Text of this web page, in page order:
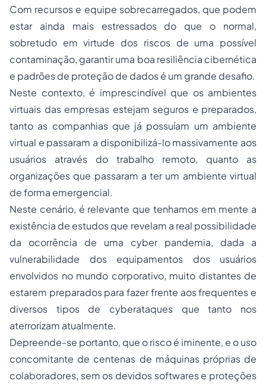
Com recursos e equipe sobrecarregados, que podem
estar ainda mais estressados do que o normal,
sobretudo em virtude dos riscos de uma possível
contaminação, garantir uma boa resiliência cibernética
e padrões de proteção de dados é um grande desafio.
Neste contexto, é imprescindível que os ambientes
virtuais das empresas estejam seguros e preparados,
tanto as companhias que já possuíam um ambiente
virtual e passaram a disponibilizá-lo massivamente aos
usuários através do trabalho remoto, quanto as
organizações que passaram a ter um ambiente virtual
de forma emergencial.
Neste cenário, é relevante que tenhamos em mente a
existência de estudos que revelam a real possibilidade
da ocorrência de uma cyber pandemia, dada a
vulnerabilidade dos equipamentos dos usuários
envolvidos no mundo corporativo, muito distantes de
estarem preparados para fazer frente aos frequentes e
diversos tipos de cyberataques que tanto nos
aterrorizam atualmente.
Depreende-se portanto, que o risco é iminente, e o uso
concomitante de centenas de máquinas próprias de
colaboradores, sem os devidos softwares e proteções